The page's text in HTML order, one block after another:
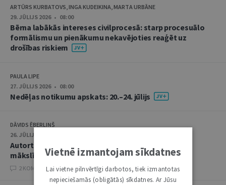
ARTŪRS KURBATOVS, INGA KUDEIKINA, MARTA URBĀNE
29. JŪLIJS 2026 • 08:00
Bērna labākās intereses civilprocesā: starp procesuālo
formālismu un pienākumu nekavējoties reaģēt uz
drošības riskiem
PAULA LIPE
27. JŪLIJS 2026 • 08:00
Nedēļas notikumu apskats: 20.–24. jūlijs
DĀVIDS ĒBERLIŅŠ
26. JŪLIJS 2026 • 08:00
Autortiesību subjekta un objekta juridiskie aspekti
mākslīgā intelekta kontekstā
2 KOMENTĀRI
Vietnē izmantojam sīkdatnes
Lai vietne pilnvērtīgi darbotos, tiek izmantotas
nepieciešamās (obligātās) sīkdatnes. Ar Jūsu